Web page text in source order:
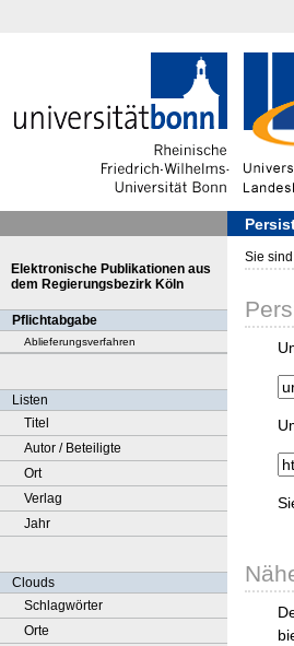
Elektronische Publikationen aus
dem Regierungsbezirk Köln
Pflichtabgabe
Ablieferungsverfahren
Listen
Titel
Autor / Beteiligte
Ort
Verlag
Jahr
Clouds
Schlagwörter
Orte
Sie